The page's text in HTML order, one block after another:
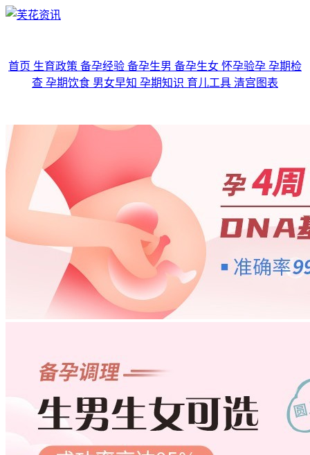
首页 生育政策 备孕经验 备孕生男 备孕生女 怀孕验孕 孕期检
查 孕期饮食 男女早知 孕期知识 育儿工具 清宫图表